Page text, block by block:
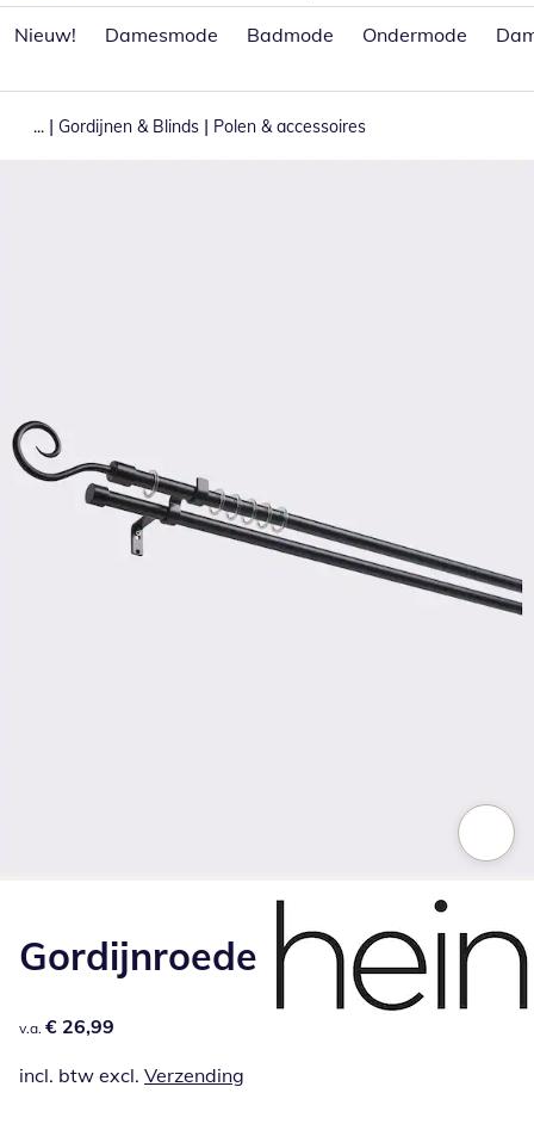
Nieuw!
Damesmode Badmode Ondermode
... | Gordijnen & Blinds | Polen & accessoires
Gordijnroede
€ 26,99
v.a. € 26,99
incl. btw excl. Verzending